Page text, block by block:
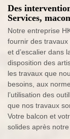
Des
Services,
Notre entreprise
fournir des
et d’escalier dans
disposition des
les travaux que
besoins, aux
l’utilisation des
que nos travaux
Votre balcon et
solides après